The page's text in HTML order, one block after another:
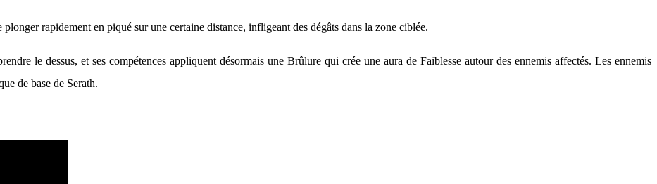
rapidement en piqué sur une certaine distance, infligeant des dégâts dans la zone ciblée.
le dessus, et ses compétences appliquent désormais une Brûlure qui crée une aura de Faiblesse autour des ennemis affectés. Les ennemis
de base de Serath.